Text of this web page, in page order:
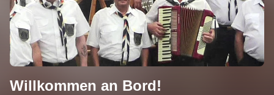
Willkommen an Bord!